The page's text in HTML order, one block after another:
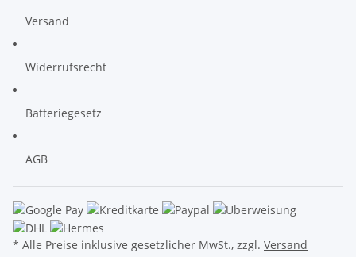
Versand
Widerrufsrecht
Batteriegesetz
AGB
* Alle Preise inklusive gesetzlicher MwSt., zzgl. Versand